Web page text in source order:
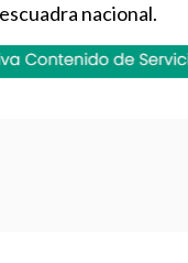
nacional.